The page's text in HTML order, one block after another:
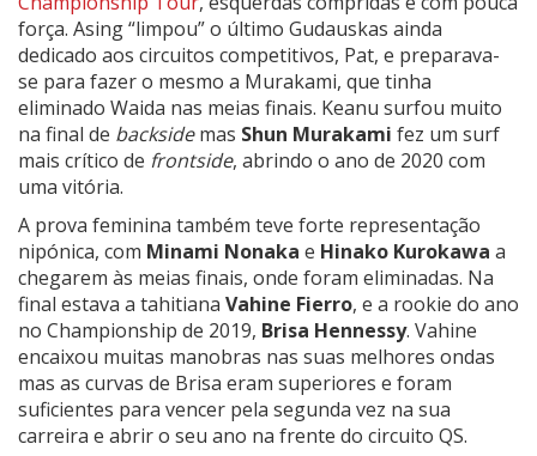
força. Asing “limpou” o último Gudauskas ainda
dedicado aos circuitos competitivos, Pat, e preparava-
se para fazer o mesmo a Murakami, que tinha
eliminado Waida nas meias finais. Keanu surfou muito
na final de backsidemas Shun Murakami fez um surf
mais crítico de frontside, abrindo o ano de 2020 com
uma vitória.
A prova feminina também teve forte representação
nipónica, com Minami Nonaka e Hinako Kurokawa a
chegarem às meias finais, onde foram eliminadas. Na
final estava a tahitiana Vahine Fierro, e a rookie do ano
no Championship de 2019, Brisa Hennessy. Vahine
encaixou muitas manobras nas suas melhores ondas
mas as curvas de Brisa eram superiores e foram
suficientes para vencer pela segunda vez na sua
carreira e abrir o seu ano na frente do circuito QS.